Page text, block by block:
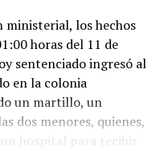
ministerial, los hechos
horas del 11 de
sentenciado ingresó al
en la colonia
un martillo, un
dos menores, quienes,
hospital para recibir